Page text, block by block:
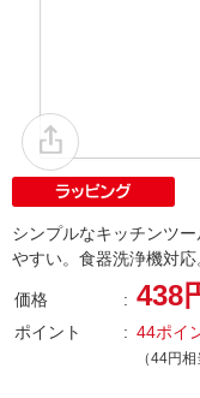
シンプルなキッチンツ
やすい。食器洗浄機対
価格 438
ポイント 44ポイ
（44円相